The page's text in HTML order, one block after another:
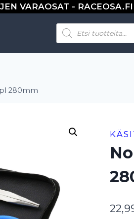
VARAOSAT -
Products
search
280mm